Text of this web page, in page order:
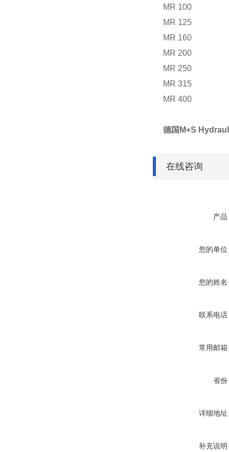
MR 100
MR 125
MR 160
MR 200
MR 250
MR 315
MR 400
德国M+S
在线咨询
产品
您的单位
您的姓名
联系电话
常用邮箱
省份
详细地址
补充说明